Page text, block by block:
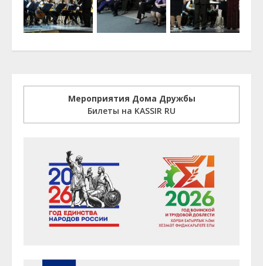
Мероприятия Дома Дружбы
Билеты на KASSIR RU